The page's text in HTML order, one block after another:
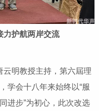
力护航两岸交流
云明教授主持，第六屆理
学会十八年来始终以“服
进步”为初心，此次改选